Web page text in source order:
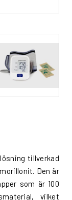
tillverkad
Den är
som är 100
vilket